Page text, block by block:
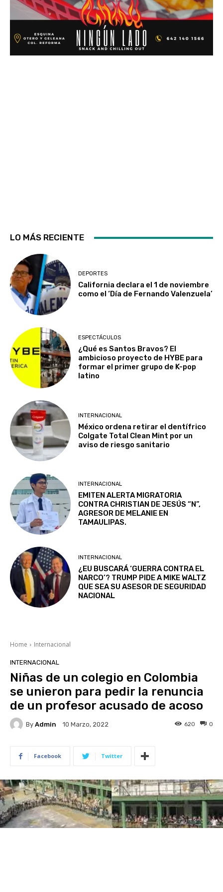
LO MÁS RECIENTE
DEPORTES
California declara el 1 de noviembre
como el ‘Día de Fernando Valenzuela’
ESPECTÁCULOS
¿Qué es Santos Bravos? El
ambicioso proyecto de HYBE para
formar el primer grupo de K-pop
latino
INTERNACIONAL
México ordena retirar el dentífrico
Colgate Total Clean Mint por un
aviso de riesgo sanitario
INTERNACIONAL
EMITEN ALERTA MIGRATORIA
CONTRA CHRISTIAN DE JESÚS “N”,
AGRESOR DE MELANIE EN
TAMAULIPAS.
INTERNACIONAL
¿EU BUSCARÁ ‘GUERRA CONTRA EL
NARCO’? TRUMP PIDE A MIKE WALTZ
QUE SEA SU ASESOR DE SEGURIDAD
NACIONAL